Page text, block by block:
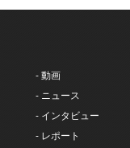
- 動画
- ニュース
- インタビュー
- レポート